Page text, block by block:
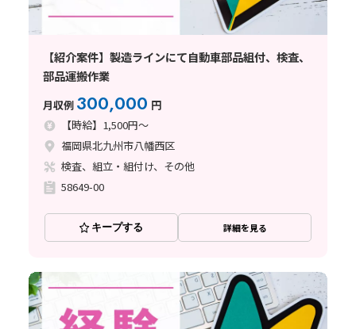
【紹介案件】製造ラインにて自動車部品組付、検査、
部品運搬作業
月収例 300,000 円
【時給】1,500円～
福岡県北九州市八幡西区
検査、組立・組付け、その他
58649-00
キープする 詳細を見る